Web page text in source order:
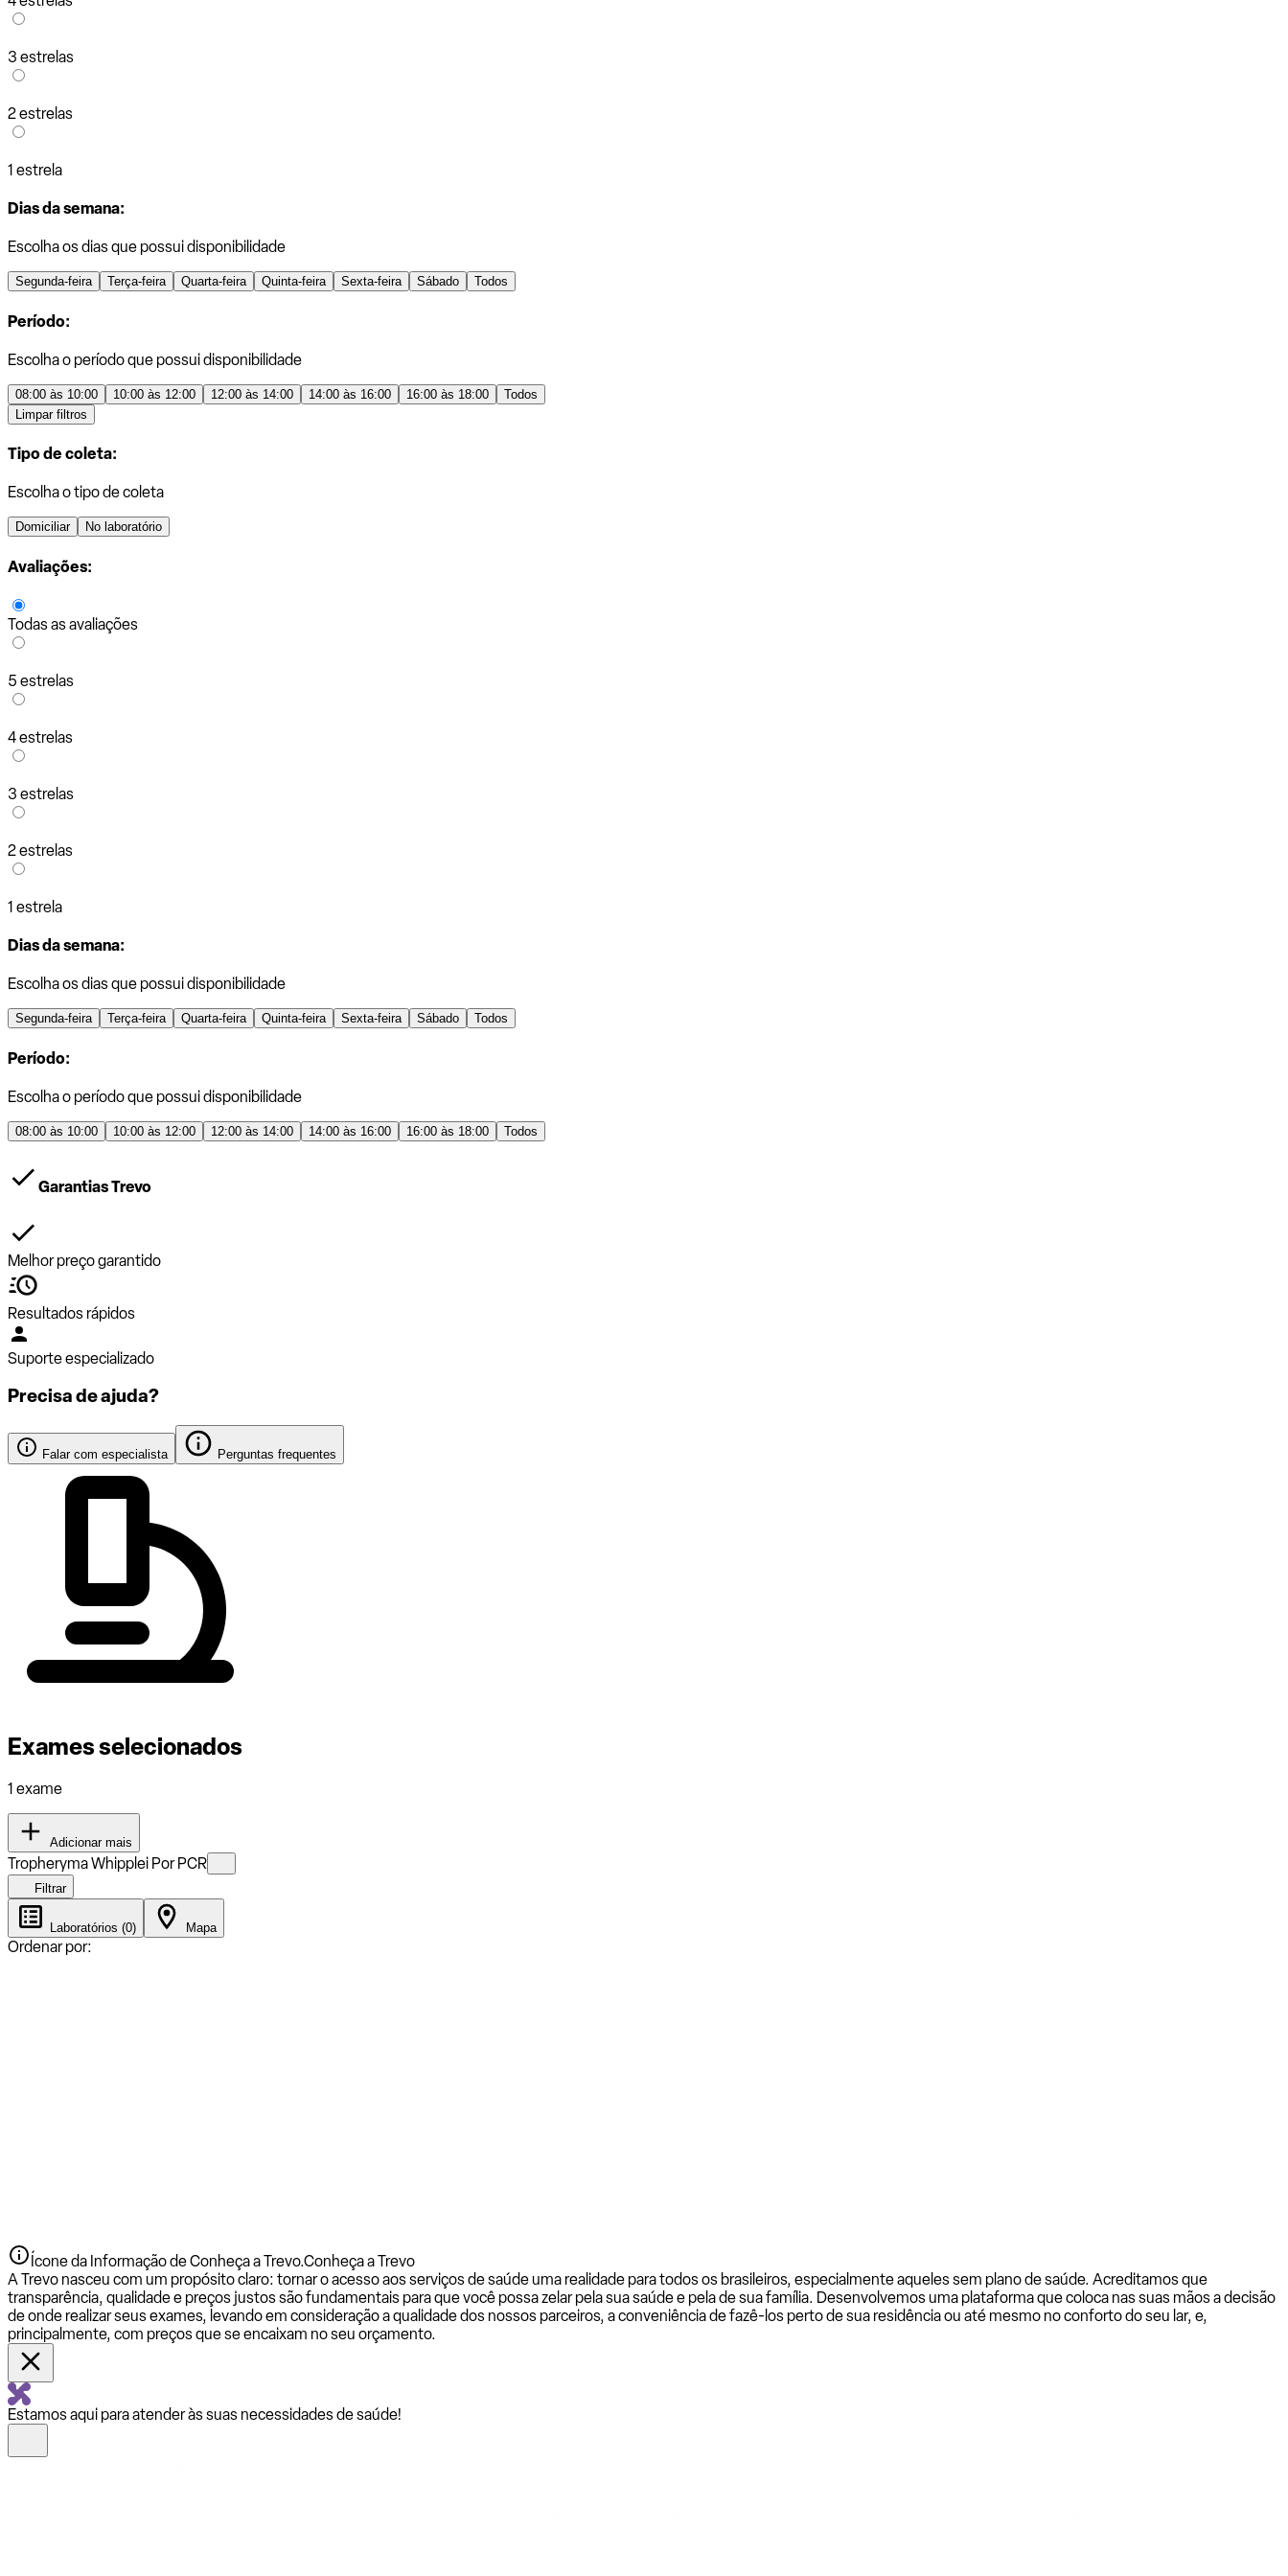
3 estrelas
2 estrelas
1 estrela
Dias da semana:
Escolha os dias que possui disponibilidade
Segunda-feira Terça-feira Quarta-feira Quinta-feira Sexta-feira Sábado Todos
Período:
Escolha o período que possui disponibilidade
08:00 às 10:00 10:00 às 12:00 12:00 às 14:00 14:00 às 16:00 16:00 às 18:00
Todos
Limpar filtros
Tipo de coleta:
Escolha o tipo de coleta
Domiciliar No laboratório
Avaliações:
Todas as avaliações
5 estrelas
4 estrelas
3 estrelas
2 estrelas
1 estrela
Dias da semana:
Escolha os dias que possui disponibilidade
Segunda-feira Terça-feira Quarta-feira Quinta-feira Sexta-feira Sábado Todos
Período:
Escolha o período que possui disponibilidade
08:00 às 10:00 10:00 às 12:00 12:00 às 14:00 14:00 às 16:00 16:00 às 18:00 Todos
Garantias Trevo
Melhor preço garantido
Resultados rápidos
Suporte especializado
Precisa de ajuda?
Falar com especialista Perguntas frequentes
Exames selecionados
1 exame
Adicionar mais
Tropheryma Whipplei Por PCR
Filtrar
Laboratórios (0) Mapa
Ordenar por:
Ícone da Informação de Conheça a Trevo.Conheça a Trevo
A Trevo nasceu com um propósito claro: tornar o acesso aos serviços de saúde uma realidade para todos os brasileiros, especialmente aqueles sem plano de saúde. Acreditamos que
transparência, qualidade e preços justos são fundamentais para que você possa zelar pela sua saúde e pela de sua família. Desenvolvemos uma plataforma que coloca nas suas mãos a decisão
de onde realizar seus exames, levando em consideração a qualidade dos nossos parceiros, a conveniência de fazê-los perto de sua residência ou até mesmo no conforto do seu lar, e,
principalmente, com preços que se encaixam no seu orçamento.
Estamos aqui para atender às suas necessidades de saúde!